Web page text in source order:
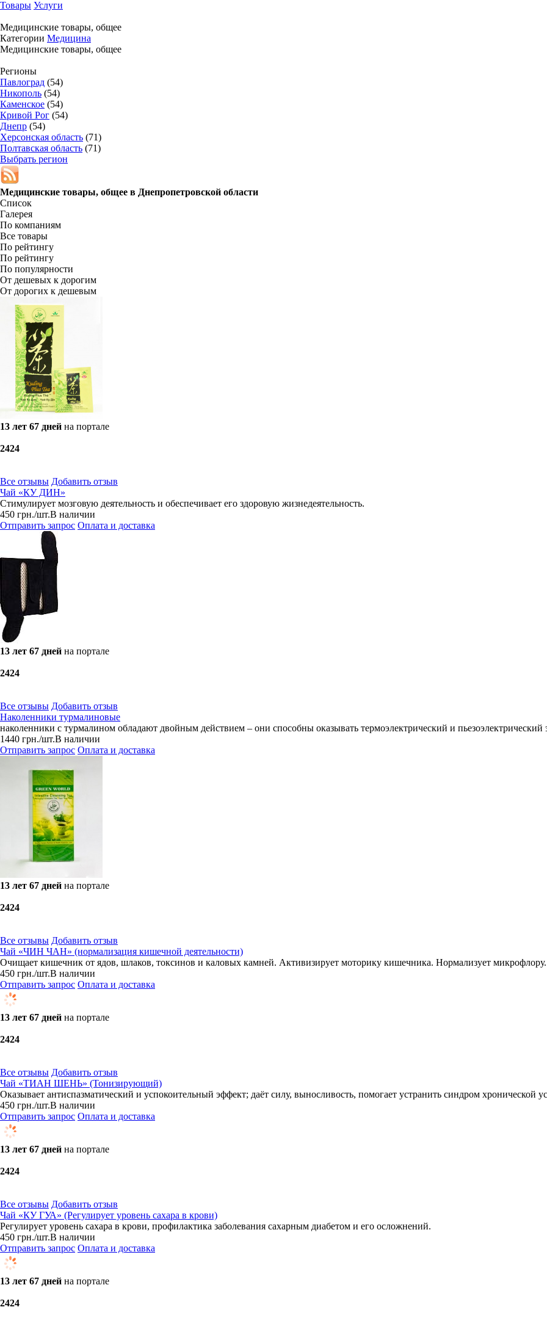
Товары Услуги
Медицинские товары, общее
Категории Медицина
Медицинские товары, общее
Регионы
Павлоград (54)
Никополь (54)
Каменское (54)
Кривой Рог (54)
Днепр (54)
Херсонская область (71)
Полтавская область (71)
Выбрать регион
Медицинские товары, общее в Днепропетровской области
Список
Галерея
По компаниям
Все товары
По рейтингу
По рейтингу
По популярности
От дешевых к дорогим
От дорогих к дешевым
13 лет 67 дней на портале
2424
Все отзывы Добавить отзыв
Чай «КУ ДИН»
Стимулирует мозговую деятельность и обеспечивает его здоровую жизнедеятельность.
450 грн./шт.В наличии
Отправить запрос Оплата и доставка
13 лет 67 дней на портале
2424
Все отзывы Добавить отзыв
Наколенники турмалиновые
наколенники с турмалином обладают двойным действием – они способны оказывать термоэлектрический и пьезоэлектрический
1440 грн./шт.В наличии
Отправить запрос Оплата и доставка
13 лет 67 дней на портале
2424
Все отзывы Добавить отзыв
Чай «ЧИН ЧАН» (нормализация кишечной деятельности)
Очищает кишечник от ядов, шлаков, токсинов и каловых камней. Активизирует моторику кишечника. Нормализует микрофлору.
450 грн./шт.В наличии
Отправить запрос Оплата и доставка
13 лет 67 дней на портале
2424
Все отзывы Добавить отзыв
Чай «ТИАН ШЕНЬ» (Тонизирующий)
Оказывает антиспазматический и успокоительный эффект; даёт силу, выносливость, помогает устранить синдром хронической
450 грн./шт.В наличии
Отправить запрос Оплата и доставка
13 лет 67 дней на портале
2424
Все отзывы Добавить отзыв
Чай «КУ ГУА» (Регулирует уровень сахара в крови)
Регулирует уровень сахара в крови, профилактика заболевания сахарным диабетом и его осложнений.
450 грн./шт.В наличии
Отправить запрос Оплата и доставка
13 лет 67 дней на портале
2424